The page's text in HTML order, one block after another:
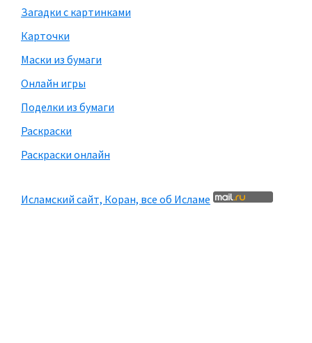
Загадки с картинками
Карточки
Маски из бумаги
Онлайн игры
Поделки из бумаги
Раскраски
Раскраски онлайн
Исламский сайт, Коран, все об Исламе